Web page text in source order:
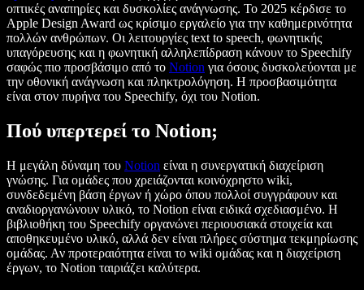
οπτικές αναπηρίες και δυσκολίες ανάγνωσης. Το 2025 κέρδισε το
Apple Design Award ως κρίσιμο εργαλείο για την καθημερινότητα
πολλών ανθρώπων. Οι λειτουργίες text to speech, φωνητικής
υπαγόρευσης και η φωνητική αλληλεπίδραση κάνουν το Speechify
σαφώς πιο προσβάσιμο από το Notion για όσους δυσκολεύονται με
την οθονική ανάγνωση και πληκτρολόγηση. Η προσβασιμότητα
είναι στον πυρήνα του Speechify, όχι του Notion.
Πού υπερτερεί το Notion;
Η μεγάλη δύναμη του Notion είναι η συνεργατική διαχείριση
γνώσης. Για ομάδες που χρειάζονται κοινόχρηστο wiki,
συνδεδεμένη βάση έργων ή χώρο όπου πολλοί συγγράφουν και
αναδιοργανώνουν υλικό, το Notion είναι ειδικά σχεδιασμένο. Η
βιβλιοθήκη του Speechify οργανώνει περιουσιακά στοιχεία και
αποθηκευμένο υλικό, αλλά δεν είναι πλήρες σύστημα τεκμηρίωσης
ομάδας. Αν προτεραιότητα είναι το wiki ομάδας και η διαχείριση
έργων, το Notion ταιριάζει καλύτερα.